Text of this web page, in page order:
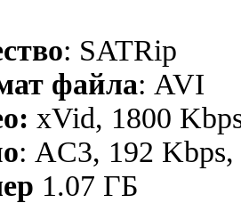
: SATRip
файла: AVI
xVid, 1800
: AC3, 192
1.07 ГБ